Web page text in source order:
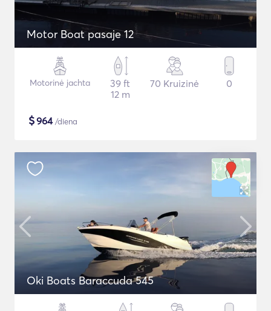
Motor Boat pasaje 12
Motorinė jachta
39 ft
12 m
70 Kruizinė 0
$964/diena
Oki Boats Baraccuda 545